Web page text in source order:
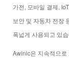
가전, 모바일 결제,
보안 및 자동차 전장
폭넓게 사용되고 있
Awinic은 지속적으로